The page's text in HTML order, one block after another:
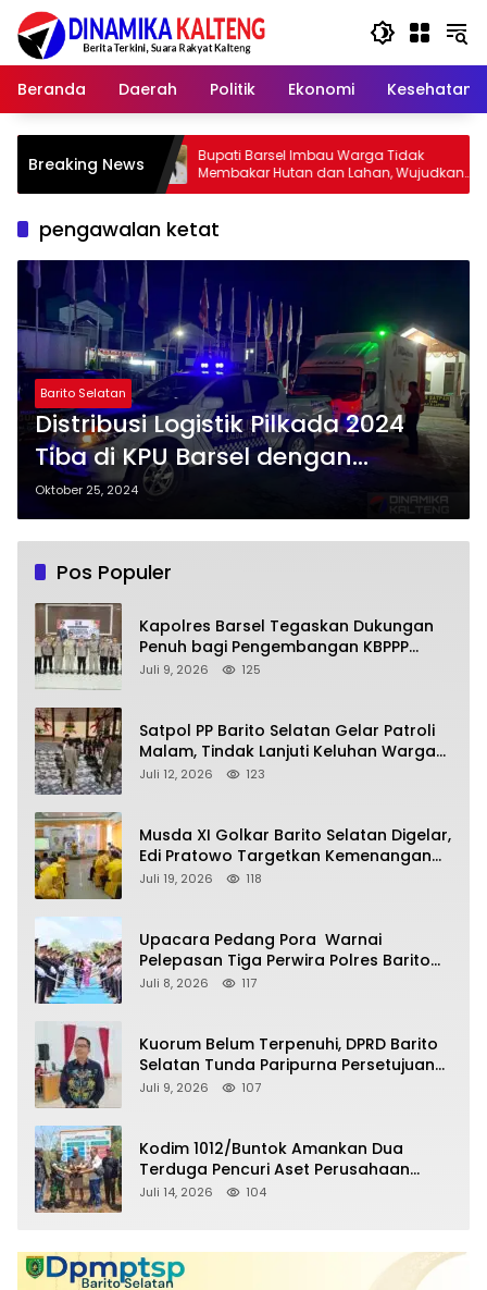
Langsung
konten
Beranda
Daerah Politik Ekonomi Kesehatan
Breaking News
Bupati Barsel Imbau Warga Tidak
Membakar Hutan dan Lahan, Wujudkan
Barito Selatan Bebas Kabut Asap
Kapolres
2026, Ajak
yang Jujur
pengawalan ketat
Barito Selatan
Distribusi Logistik Pilkada 2024
Tiba di KPU Barsel dengan
Pengawalan Ketat Polres
Oktober 25, 2024
Pos Populer
Kapolres Barsel Tegaskan Dukungan
Penuh bagi Pengembangan KBPPP
Kalimantan Tengah
Juli 9, 2026 125
Satpol PP Barito Selatan Gelar Patroli
Malam, Tindak Lanjuti Keluhan Warga
soal Balap Liar dan Remaja Nongkrong
Juli 12, 2026 123
Musda XI Golkar Barito Selatan Digelar,
Edi Pratowo Targetkan Kemenangan
Partai pada Pemilu Mendatang
Juli 19, 2026 118
Upacara Pedang Pora Warnai
Pelepasan Tiga Perwira Polres Barito
Selatan Masuki Masa Pensiun
Juli 8, 2026 117
Kuorum Belum Terpenuhi, DPRD Barito
Selatan Tunda Paripurna Persetujuan
Raperda Pertanggungjawaban APBD
Juli 9, 2026 107
Kodim 1012/Buntok Amankan Dua
Terduga Pencuri Aset Perusahaan
Sitaan Satgas PKH, Satu Paket Diduga
Juli 14, 2026 104